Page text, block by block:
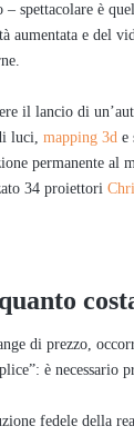
– spettacolare è
aumentata e del
il lancio di
luci, mapping 3d e
permanente al
34 proiettori
di prezzo,
è
fedele della